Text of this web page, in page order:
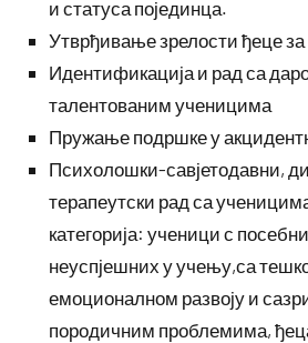
и статуса појединца.
Утврђивање зрелости ђеце
Идентификација и рад са
талентованим ученицима
Пружање подршке у
Психолошки-савјетодавни,
терапеутски рад са
категорија: ученици с
неуспјешних у учењу,са
емоционалном развоју и
породичним проблемима,